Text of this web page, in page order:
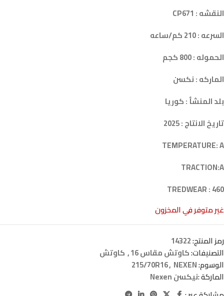
النقشه : CP671
السرعه : 210 كم/ساعه
الحموله : 800 كجم
الماركه : نكسن
بلد المنشأ : كوريا
تاريخ الانتاج : 2025
TEMPERATURE: A
TRACTION:A
TREDWEAR : 460
غير متوفر في المخزون
رمز المنتج:14322
التصنيفات:كاوتش مقاس 16 , كاوتش
الوسوم:
215/70R16, NEXEN
الماركة :نيكسن Nexen